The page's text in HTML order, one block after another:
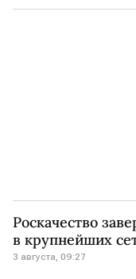
Технологии
Роскачество
в крупнейших
3 августа, 09:27